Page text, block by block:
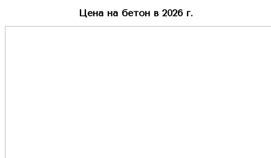
Цена на бетон в 2026 г.